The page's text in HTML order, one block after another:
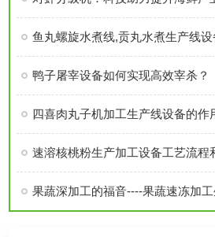
鸭子屠宰设备如何实现高效宰杀？
速溶核桃粉生产加工设备工艺流程
果蔬深加工的福音----果蔬速冻加